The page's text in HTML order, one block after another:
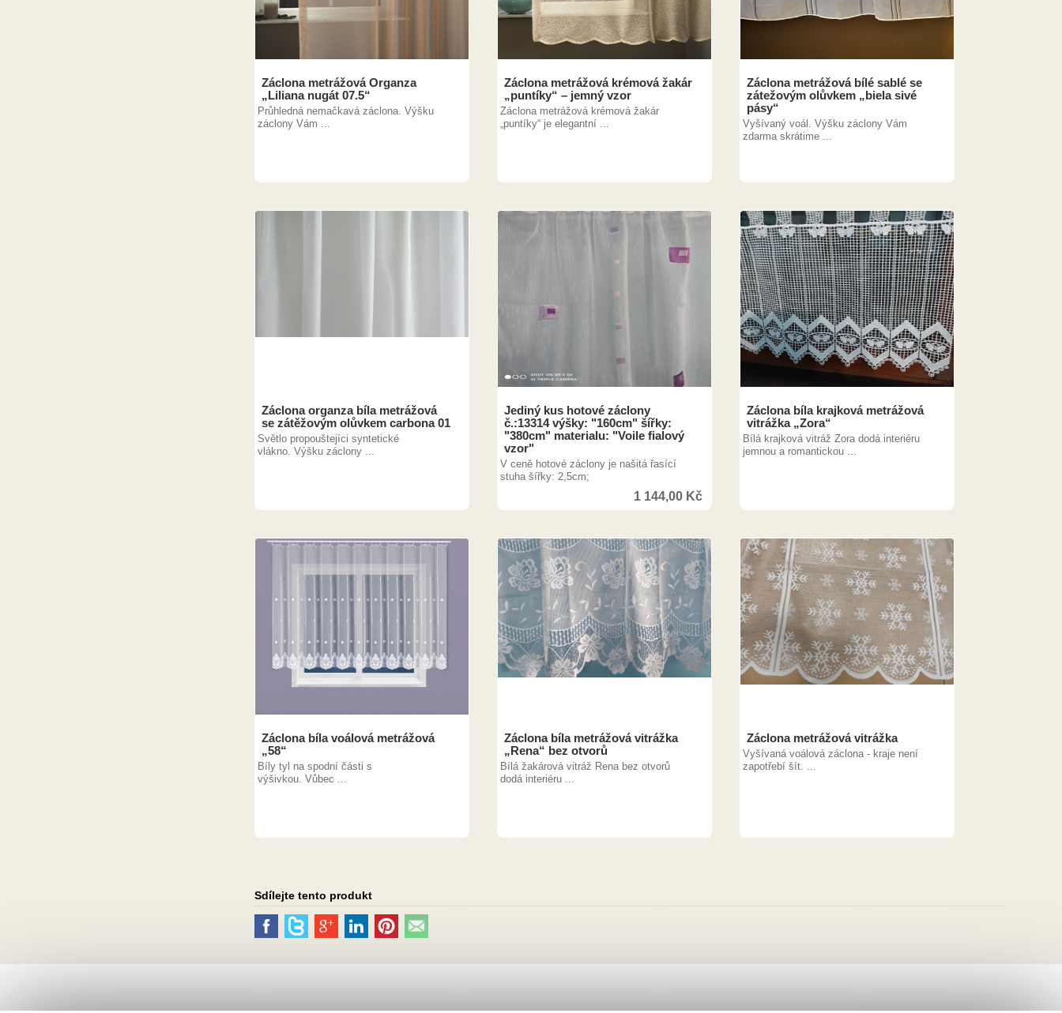
Záclona metrážová Organza
„Liliana nugát 07.5“
Průhledná nemačkavá záclona. Výšku
záclony Vám ...
Záclona metrážová krémová žakár
„puntíky“ – jemný vzor
Záclona metrážová krémová žakár
„puntíky“ je elegantní ...
Záclona metrážová bílé sablé se
zátežovým olůvkem „biela sivé
pásy“
Vyšívaný voál. Výšku záclony Vám
zdarma skrátime ...
Záclona organza bíla metrážová
se zátěžovým olůvkem carbona 01
Světlo propouštejíci syntetické
vlákno. Výšku záclony ...
Jediný kus hotové záclony
č.:13314 výšky: "160cm" šířky:
"380cm" materialu: "Voile fialový
vzor"
V ceně hotové záclony je našitá řasící
stuha šířky: 2,5cm;
1 144,00 Kč
Záclona bíla krajková metrážová
vitrážka „Zora“
Bílá krajková vitráž Zora dodá interiéru
jemnou a romantickou ...
Záclona bíla voálová metrážová
„58“
Bíly tyl na spodní části s
výšivkou. Vůbec ...
Záclona bíla metrážová vitrážka
„Rena“ bez otvorů
Bílá žakárová vitráž Rena bez otvorů
dodá interiéru ...
Záclona metrážová vitrážka
Vyšívaná voálová záclona - kraje není
zapotřebí šít. ...
Sdílejte tento produkt